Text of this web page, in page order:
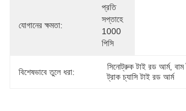
যোগানের ক্ষমতা:
প্রতি
সপ্তাহে
1000
পিসি
বিশেষভাবে তুলে ধরা:
সিনোট্রুক টাই রড আর্ম,
ট্রাক চ্যাসি টাই রড আর্ম